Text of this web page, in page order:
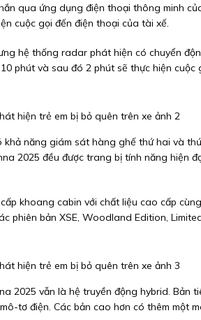
qua ứng dụng điện thoại thông minh
cuộc gọi đến điện thoại của tài xế.
hệ thống radar phát hiện có chuyển
phút và sau đó 2 phút sẽ thực hiện cuộc
năng giám sát hàng ghế thứ hai và
2025 đều được trang bị tính năng hiện
khoang cabin với chất liệu cao cấp
phiên bản XSE, Woodland Edition,
2025 vẫn là hệ truyền động hybrid. Bản
tơ điện. Các bản cao hơn có thêm một